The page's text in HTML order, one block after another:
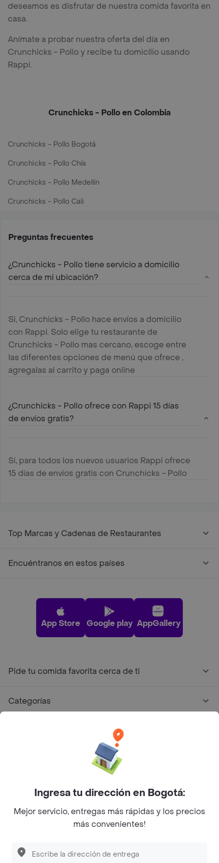
Descubre las PROMOCIONES que tenemos
deseamos es disfrutar de nuestra comida favorita en
casa.
Anímate a probar nuestra oferta del día en
Crunchicks - Pollo y recibe tu domicilio usando
Rappi.
Crunchicks - Pollo en Colombia
Crunchicks - Pollo Bogotá
Crunchicks - Pollo Chía
Crunchicks - Pollo Medellín
Crunchicks - Pollo Cali
Preguntas frecuentes
¿Crunchicks - Pollo tiene servicio a domicilio
cerca de mi ubicación?
Si, Crunchicks - Pollo hace envíos a domicilio
con Rappi. Solo elige tu restaurante de
Crunchicks - Pollo mas cercano, escoge entre
las diferentes opciones de menú que ofrece ,
agregalas al carrito y paga online
¿Crunchicks - Pollo ofrece con Rappi 15 días
de envíos gratis?
Sí, para todos los nuevos usuarios Rappi ofrece
15 días de envíos gratis con Crunchicks - Pollo
Top Marcas y Cadenas de Restaurantes
Encuéntranos en estos países
App Store Google play AppGallery
Pide tu comida favorita cerca de ti
Categorías
Facebook
Twitter
Instagram
©2026Rappi Inc. All rights reserved.
Ingresa tu dirección en Bogotá:
Mejor servicio, entregas más rápidas y los precios
más convenientes!